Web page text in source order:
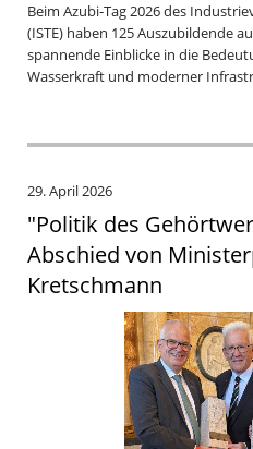
Beim Azubi‑Tag 2026 des
(ISTE) haben 125 Auszubildende
spannende Einblicke in die
Wasserkraft und moderner
29. April 2026
"Politik des
Abschied von
Kretschmann